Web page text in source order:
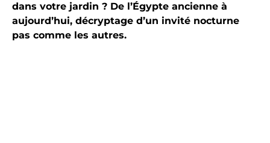
dans votre jardin ? De l’Égypte ancienne à
aujourd’hui, décryptage d’un invité nocturne
pas comme les autres.